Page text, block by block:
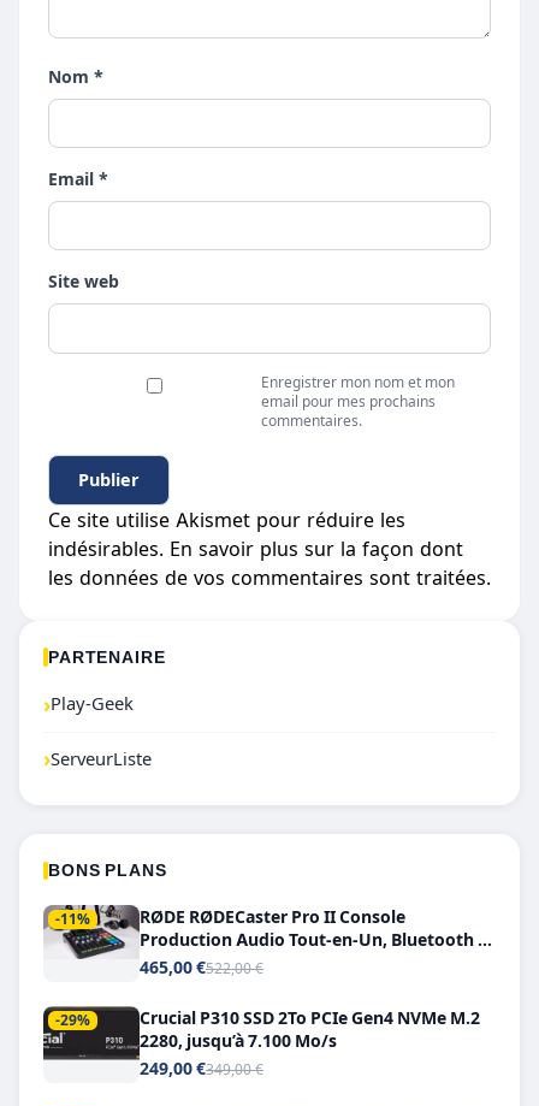
Nom *
Email *
Site web
Enregistrer mon nom et mon
email pour mes prochains
commentaires.
Ce site utilise Akismet pour réduire les
indésirables. En savoir plus sur la façon dont
les données de vos commentaires sont traitées.
PARTENAIRE
›Play-Geek
›ServeurListe
BONS PLANS
-11%
RØDE RØDECaster Pro II Console
Production Audio Tout-en-Un, Bluetooth et
Double USB-C
465,00 €522,00 €
-29%
Crucial P310 SSD 2To PCIe Gen4 NVMe M.2
2280, jusqu’à 7.100 Mo/s
249,00 €349,00 €